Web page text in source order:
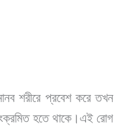
শরীরে প্রবেশ করে তখন
হতে থাকে।এই রোগ